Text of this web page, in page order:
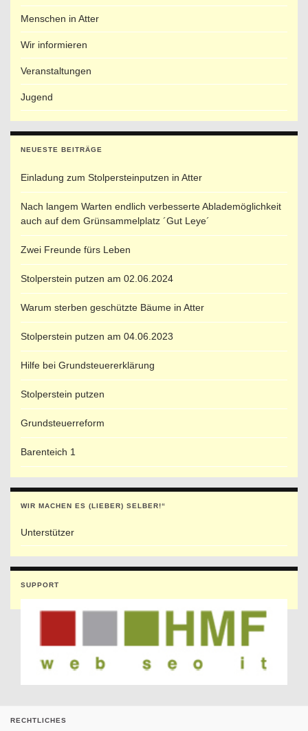
Menschen in Atter
Wir informieren
Veranstaltungen
Jugend
NEUESTE BEITRÄGE
Einladung zum Stolpersteinputzen in Atter
Nach langem Warten endlich verbesserte Ablademöglichkeit
auch auf dem Grünsammelplatz ´Gut Leye´
Zwei Freunde fürs Leben
Stolperstein putzen am 02.06.2024
Warum sterben geschützte Bäume in Atter
Stolperstein putzen am 04.06.2023
Hilfe bei Grundsteuererklärung
Stolperstein putzen
Grundsteuerreform
Barenteich 1
WIR MACHEN ES (LIEBER) SELBER!“
Unterstützer
SUPPORT
RECHTLICHES